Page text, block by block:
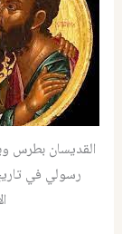
القديسان بطرس
رسولي في